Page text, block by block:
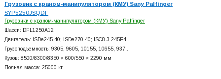
Грузовик с краном-манипулятором (КМУ) Sany Palfinger
SYP5250JSQDF
Грузовики с краном-манипулятором (КМУ) Sany Palfinger
Шасси: DFL1250A12
Двигатель: ISDe245 40; ISDe270 40; ISC8.3-245E4…
Грузоподъемность: 9305, 9605, 10155, 10655, 937…
Кузов: 8500/8300/8350 × 600/550 × 2290 мм
Полная масса: 25000 кг